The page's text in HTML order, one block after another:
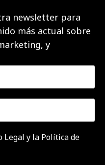
newsletter para
más actual sobre
y
Legal y la Política de